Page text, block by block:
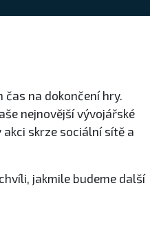
na dokončení hry.
nejnovější vývojářské
skrze sociální sítě a
jakmile budeme další